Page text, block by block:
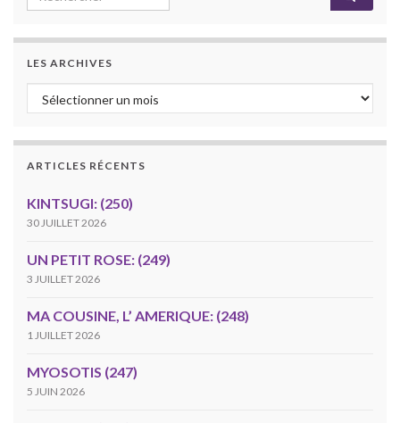
LES ARCHIVES
Les archives
ARTICLES RÉCENTS
KINTSUGI: (250)
30 JUILLET 2026
UN PETIT ROSE: (249)
3 JUILLET 2026
MA COUSINE, L’ AMERIQUE: (248)
1 JUILLET 2026
MYOSOTIS (247)
5 JUIN 2026